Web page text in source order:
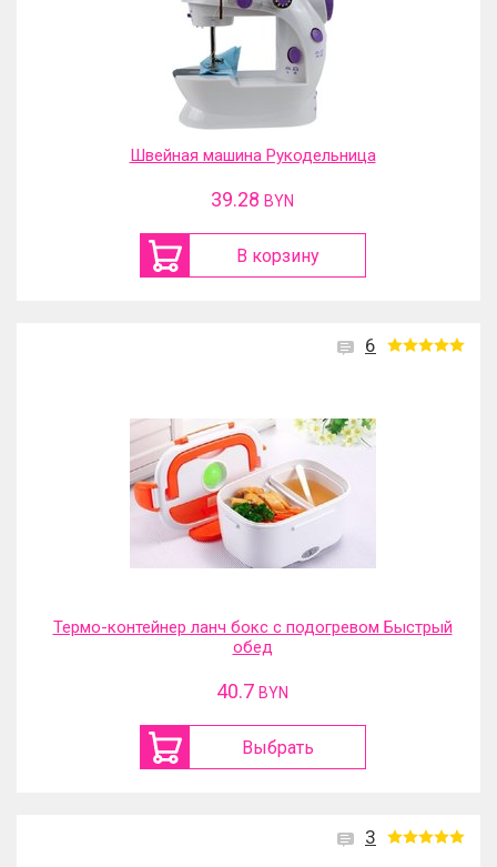
Швейная машина Рукодельница
39.28 BYN
В корзину
6
Термо-контейнер ланч бокс с подогревом Быстрый
обед
40.7 BYN
Выбрать
3